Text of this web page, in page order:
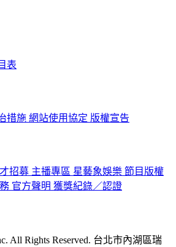
表
措施 網站使用協定 版權宣告
招募 主播專區 星藝象娛樂 節目版權
官方聲明 獲獎紀錄／認證
All Rights Reserved. 台北市內湖區瑞